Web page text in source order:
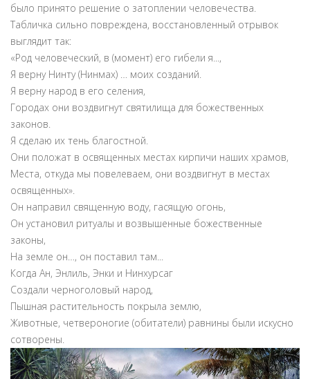
было принято решение о затоплении человечества.
Табличка сильно повреждена, восстановленный отрывок
выглядит так:
«Род человеческий, в (момент) его гибели я...,
Я верну Нинту (Нинмах) … моих созданий.
Я верну народ в его селения,
Городах они воздвигнут святилища для божественных
законов.
Я сделаю их тень благостной.
Они положат в освященных местах кирпичи наших храмов,
Места, откуда мы повелеваем, они воздвигнут в местах
освященных».
Он направил священную воду, гасящую огонь,
Он установил ритуалы и возвышенные божественные
законы,
На земле он…, он поставил там...
Когда Ан, Энлиль, Энки и Нинхурсаг
Создали черноголовый народ,
Пышная растительность покрыла землю,
Животные, четвероногие (обитатели) равнины были искусно
сотворены.